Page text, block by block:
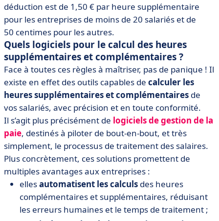
déduction est de 1,50 € par heure supplémentaire
pour les entreprises de moins de 20 salariés et de
50 centimes pour les autres.
Quels logiciels pour le calcul des heures
supplémentaires et complémentaires ?
Face à toutes ces règles à maîtriser, pas de panique ! Il
existe en effet des outils capables de calculer les
heures supplémentaires et complémentaires de
vos salariés, avec précision et en toute conformité.
Il s’agit plus précisément de logiciels de gestion de la
paie, destinés à piloter de bout-en-bout, et très
simplement, le processus de traitement des salaires.
Plus concrètement, ces solutions promettent de
multiples avantages aux entreprises :
ellesautomatisent les calculs des heures
complémentaires et supplémentaires, réduisant
les erreurs humaines et le temps de traitement ;